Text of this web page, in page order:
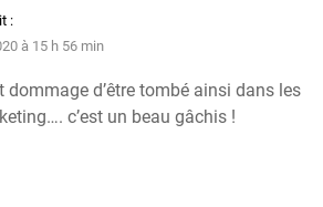
:
à 15 h 56 min
dommage d’être tombé ainsi dans les
c’est un beau gâchis !